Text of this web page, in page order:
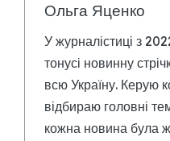
Ольга Яценко
У журналістиці з
тонусі новинну
всю Україну. Керую
відбираю головні
кожна новина була